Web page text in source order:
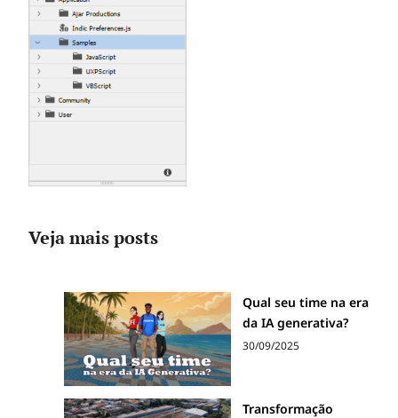
Veja mais posts
Qual seu time na era
da IA generativa?
30/09/2025
Transformação